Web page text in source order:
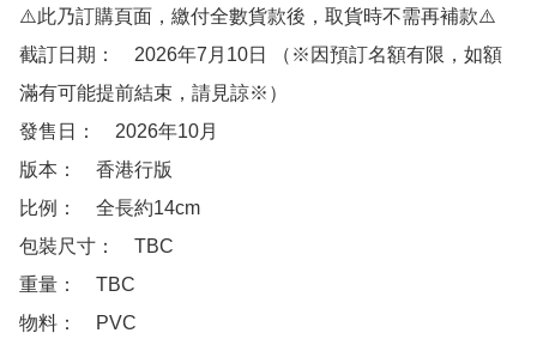
⚠️此乃訂購頁面，繳付全數貨款後，取貨時不需再補款⚠️
截訂日期：　2026年7月10日 （※因預訂名額有限，如額
滿有可能提前結束，請見諒※）
發售日：　2026年10月
版本：　香港行版
比例：　全長約14cm
包裝尺寸：　TBC
重量：　TBC
物料：　PVC